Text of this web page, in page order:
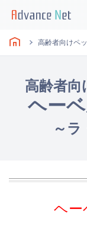
高齢者向けペ
高齢者向
ヘー
～
ヘー